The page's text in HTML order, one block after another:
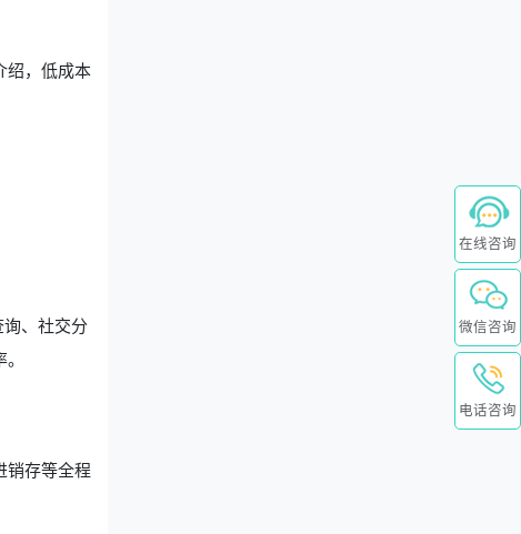
绍，低成本
、社交分
销存等全程
在线咨询
微信咨询
电话咨询